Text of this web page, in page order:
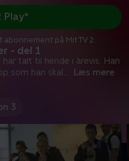
- del 1
talt til hende i årevis. Han
som han skal ... Læs mere
Play*
på Mit TV 2.
3